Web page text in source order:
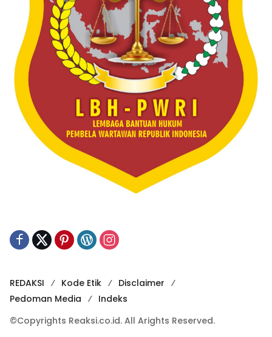
REDAKSI Kode Etik
Disclaimer
Pedoman Media
Indeks
©Copyrights Reaksi.co.id. All Arights Reserved.